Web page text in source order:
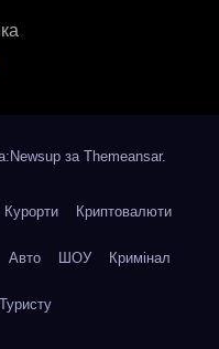
за Themeansar.
Курорти Криптовалюти
Авто ШОУ Кримінал
Туристу